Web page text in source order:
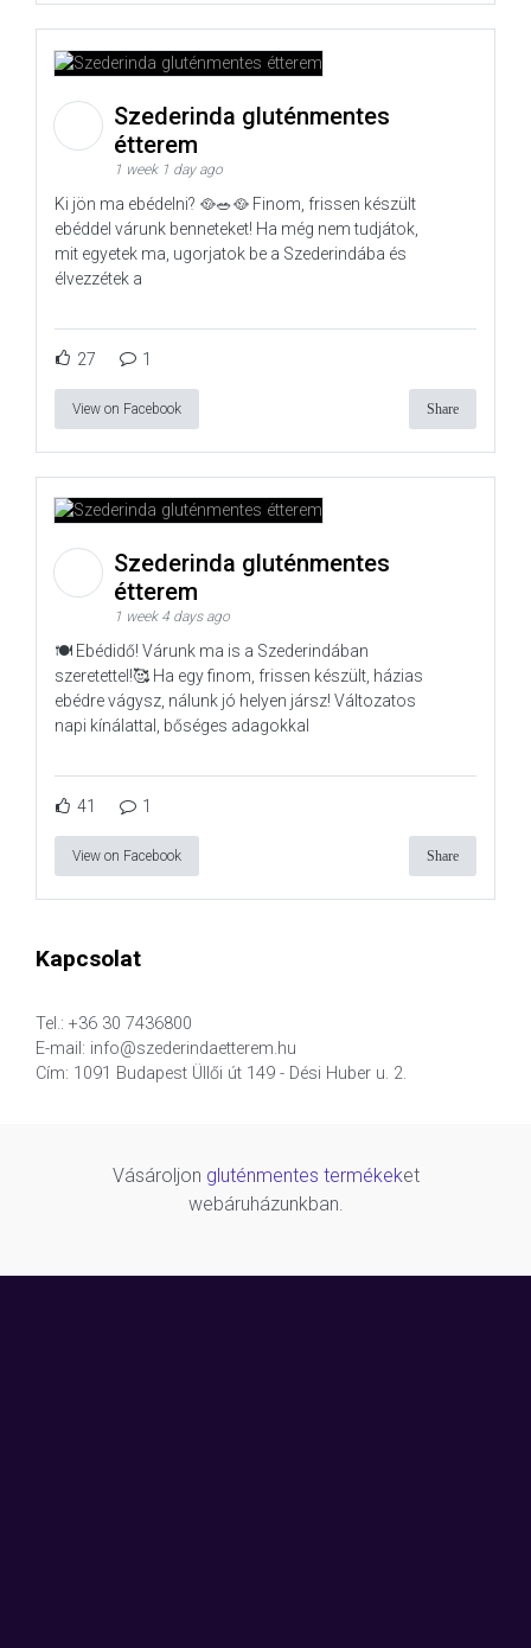
Szederinda gluténmentes
étterem
1 week 1 day ago
Ki jön ma ebédelni? 🥘🥗🥘 Finom, frissen készült
ebéddel várunk benneteket! Ha még nem tudjátok,
mit egyetek ma, ugorjatok be a Szederindába és
élvezzétek a
27 1
View on Facebook Share
Szederinda gluténmentes
étterem
1 week 4 days ago
🍽️ Ebédidő! Várunk ma is a Szederindában
szeretettel!🥰 Ha egy finom, frissen készült, házias
ebédre vágysz, nálunk jó helyen jársz! Változatos
napi kínálattal, bőséges adagokkal
41 1
View on Facebook Share
Kapcsolat
Tel.: +36 30 7436800
E-mail: info@szederindaetterem.hu
Cím: 1091 Budapest Üllői út 149 - Dési Huber u. 2.
Vásároljon gluténmentes termékeket
webáruházunkban.